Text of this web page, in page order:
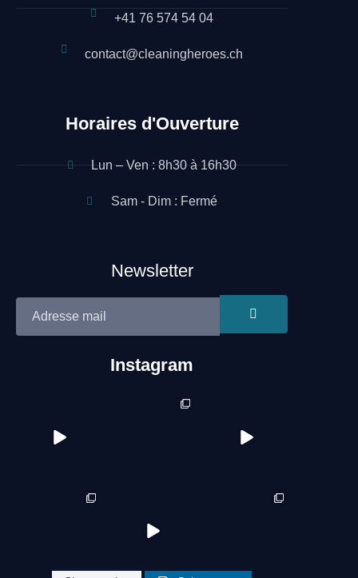
+41 76 574 54 04
contact@cleaningheroes.ch
Horaires d'Ouverture
Lun – Ven : 8h30 à 16h30
Sam - Dim : Fermé
Newsletter
Instagram
cleaning.heroes
cleaning.heroes cleaning.heroes